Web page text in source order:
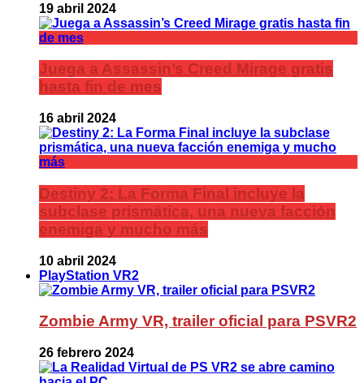
19 abril 2024
Juega a Assassin’s Creed Mirage gratis
hasta fin de mes
16 abril 2024
Destiny 2: La Forma Final incluye la
subclase prismática, una nueva facción
enemiga y mucho más
10 abril 2024
PlayStation VR2
Zombie Army VR, trailer oficial para PSVR2
26 febrero 2024